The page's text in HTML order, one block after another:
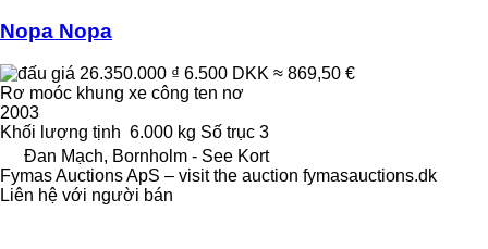
Nopa Nopa
26.350.000 ₫ 6.500 DKK ≈ 869,50 €
Rơ moóc khung xe công ten nơ
2003
Khối lượng tịnh 6.000 kg Số trục 3
Đan Mạch, Bornholm - See Kort
Fymas Auctions ApS – visit the auction fymasauctions.dk
Liên hệ với người bán